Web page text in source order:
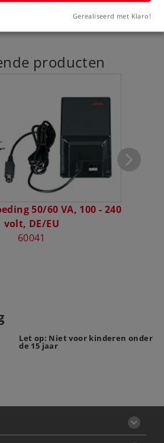
producten
50/60 VA, 100 - 240
volt, DE/EU
60041
Let op: Niet voor kinderen onder
de 15 jaar
Gerealiseerd met Klaro!